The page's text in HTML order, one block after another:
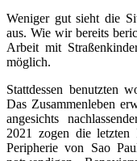
Weniger gut sieht die
aus. Wie wir bereits
Arbeit mit
möglich.
Stattdessen benutzten
Das Zusammenleben
angesichts
2021 zogen die
Peripherie von Sao